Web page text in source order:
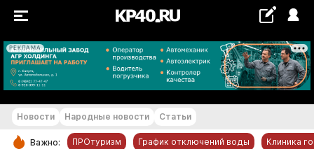
РЕКЛАМА
+18...+19 °С
Новости Народные новости Статьи
Важно: ПРОтуризм График отключений воды Клиника